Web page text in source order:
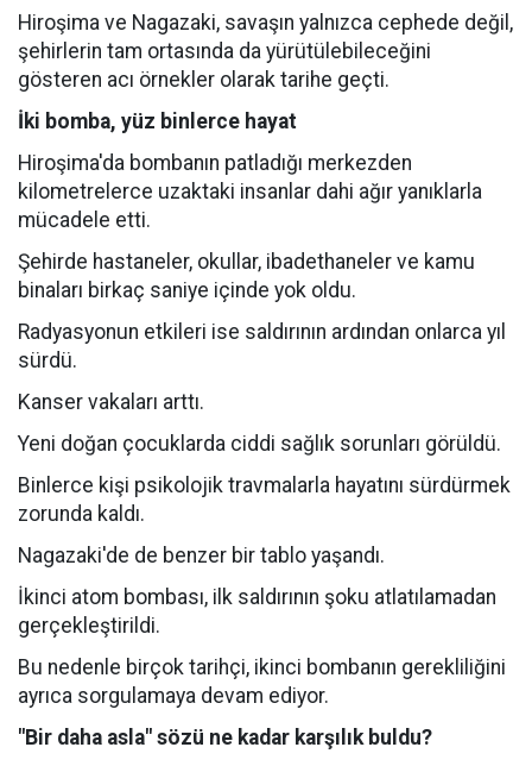
Hiroşima ve Nagazaki, savaşın yalnızca cephede değil,
şehirlerin tam ortasında da yürütülebileceğini
gösteren acı örnekler olarak tarihe geçti.
İki bomba, yüz binlerce hayat
Hiroşima'da bombanın patladığı merkezden
kilometrelerce uzaktaki insanlar dahi ağır yanıklarla
mücadele etti.
Şehirde hastaneler, okullar, ibadethaneler ve kamu
binaları birkaç saniye içinde yok oldu.
Radyasyonun etkileri ise saldırının ardından onlarca yıl
sürdü.
Kanser vakaları arttı.
Yeni doğan çocuklarda ciddi sağlık sorunları görüldü.
Binlerce kişi psikolojik travmalarla hayatını sürdürmek
zorunda kaldı.
Nagazaki'de de benzer bir tablo yaşandı.
İkinci atom bombası, ilk saldırının şoku atlatılamadan
gerçekleştirildi.
Bu nedenle birçok tarihçi, ikinci bombanın gerekliliğini
ayrıca sorgulamaya devam ediyor.
"Bir daha asla" sözü ne kadar karşılık buldu?